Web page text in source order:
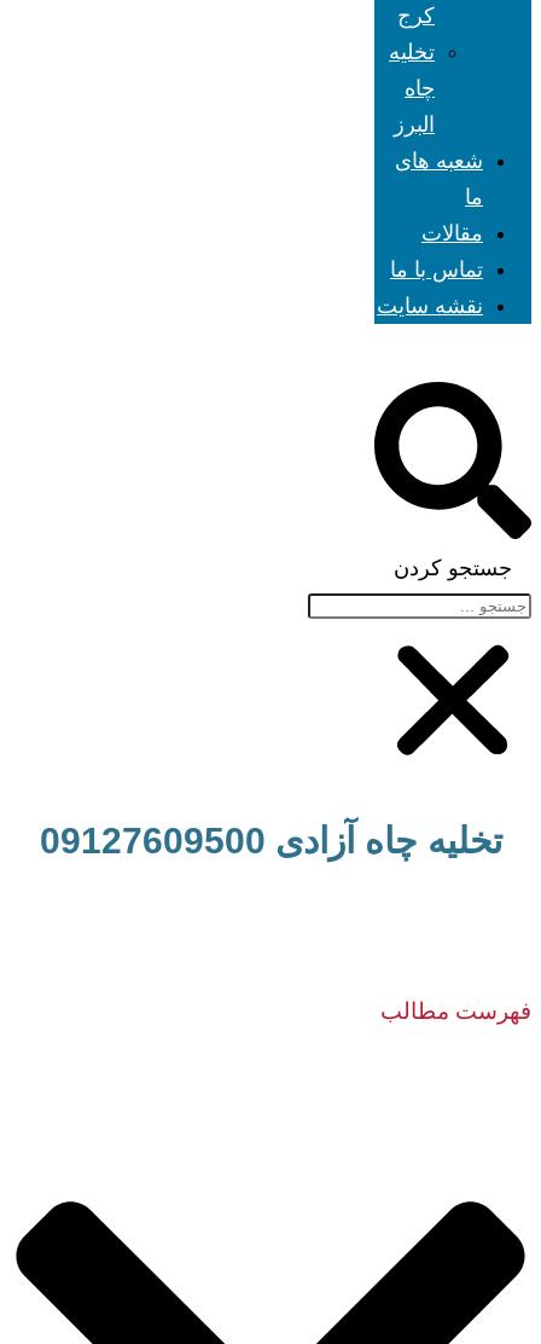
کرج
تخلیه
چاه
البرز
شعبه های
ما
مقالات
تماس با ما
نقشه سایت
جستجو کردن
تخلیه چاه آزادی 09127609500
فهرست مطالب